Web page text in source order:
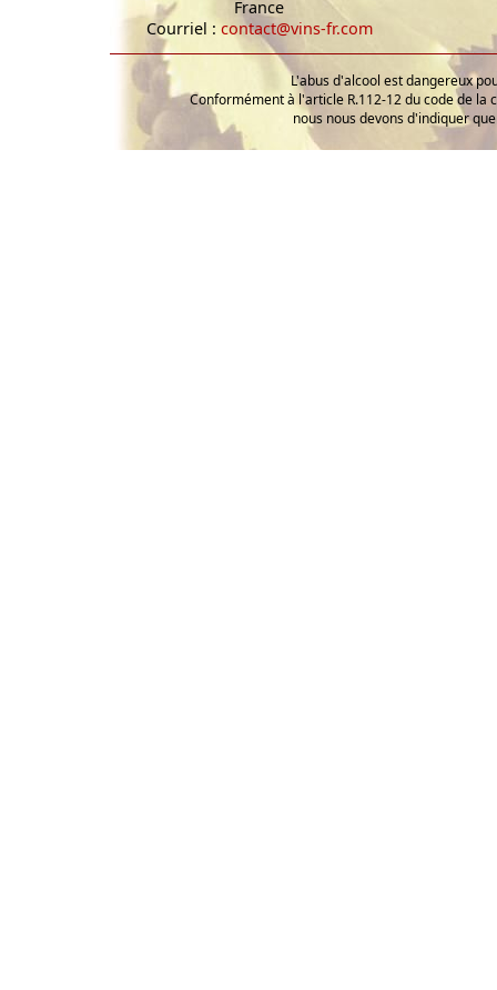
France
Courriel : contact@vins-fr.com
L'abus d'alcool est dangereux
Conformément à l'article R.112-12 du code de la
nous nous devons d'indiquer